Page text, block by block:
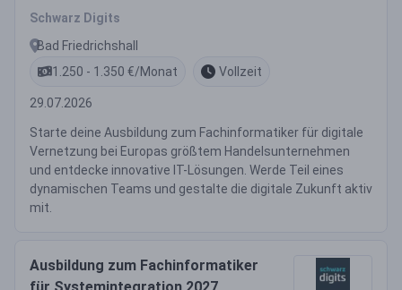
Schwarz Digits
Bad Friedrichshall
1.250 - 1.350 €/Monat
Vollzeit
29.07.2026
Starte deine Ausbildung zum Fachinformatiker für digitale
Vernetzung bei Europas größtem Handelsunternehmen
und entdecke innovative IT-Lösungen. Werde Teil eines
dynamischen Teams und gestalte die digitale Zukunft aktiv
mit.
Ausbildung zum Fachinformatiker